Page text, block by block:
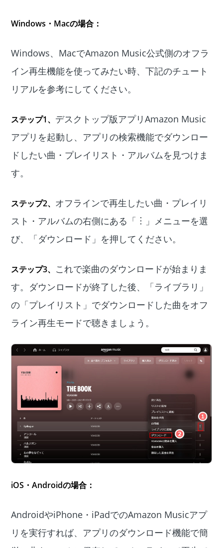
Windows・Macの場合：
Windows、MacでAmazon Music公式側のオフラ
イン再生機能を使ってみたい時、下記のチュート
リアルを参考にしてください。
ステップ1、 デスクトップ版アプリAmazon Music
アプリを起動し、アプリの検索機能でダウンロー
ドしたい曲・プレイリスト・アルバムを見つけま
す。
ステップ2、 オフラインで再生したい曲・プレイリ
スト・アルバムの右側にある「︙」メニューを選
び、「ダウンロード」を押してください。
ステップ3、 これで楽曲のダウンロードが始まりま
す。ダウンロードが終了した後、「ライブラリ」
の「プレイリスト」でダウンロードした曲をオフ
ライン再生モードで聴きましょう。
iOS・Androidの場合：
AndroidやiPhone・iPadでのAmazon Musicアプ
リを実行すれば、アプリのダウンロード機能で簡